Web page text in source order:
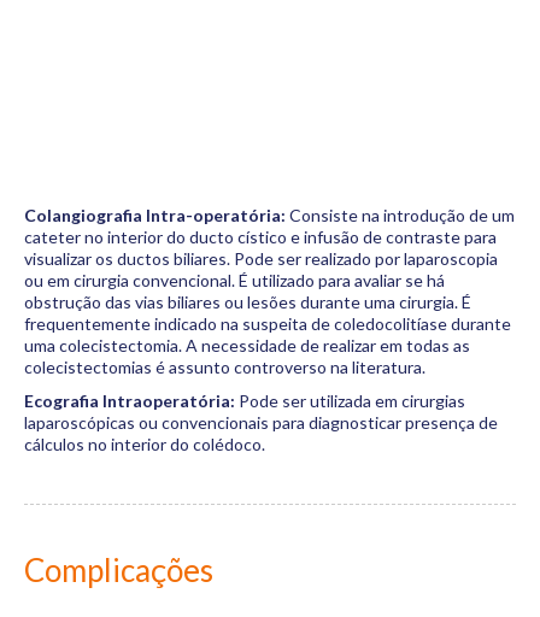
Colangiografia Intra-operatória: Consiste na introdução de um
cateter no interior do ducto cístico e infusão de contraste para
visualizar os ductos biliares. Pode ser realizado por laparoscopia
ou em cirurgia convencional. É utilizado para avaliar se há
obstrução das vias biliares ou lesões durante uma cirurgia. É
frequentemente indicado na suspeita de coledocolitíase durante
uma colecistectomia. A necessidade de realizar em todas as
colecistectomias é assunto controverso na literatura.
Ecografia Intraoperatória: Pode ser utilizada em cirurgias
laparoscópicas ou convencionais para diagnosticar presença de
cálculos no interior do colédoco.
Complicações